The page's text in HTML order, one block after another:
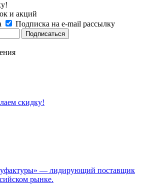
и акций
Подписка на e-mail рассылку
скидку!
— лидирующий поставщик
рынке.